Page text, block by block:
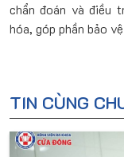
chẩn đoán và điều
hóa, góp phần bảo
TIN CÙNG